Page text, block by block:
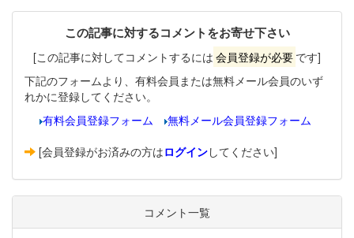
この記事に対するコメントをお寄せ下さい
[この記事に対してコメントするには 会員登録が必要 です]
下記のフォームより、有料会員または無料メール会員のいず
れかに登録してください。
有料会員登録フォーム
無料メール会員登録フォーム
[会員登録がお済みの方はログインしてください]
コメント一覧